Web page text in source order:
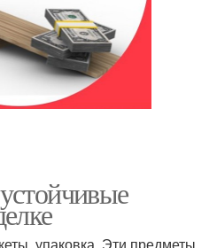
упаковка. Эти предметы